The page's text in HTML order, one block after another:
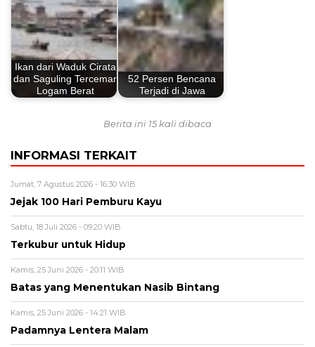
Ikan dari Waduk Cirata
dan Saguling Tercemar
Logam Berat
52 Persen Bencana
Terjadi di Jawa
Berita ini 15 kali dibaca
INFORMASI TERKAIT
Jumat, 7 Agustus 2026 - 16:30 WIB
Jejak 100 Hari Pemburu Kayu
Sabtu, 18 Juli 2026 - 09:20 WIB
Terkubur untuk Hidup
Kamis, 25 Juni 2026 - 20:11 WIB
Batas yang Menentukan Nasib Bintang
Kamis, 25 Juni 2026 - 14:21 WIB
Padamnya Lentera Malam